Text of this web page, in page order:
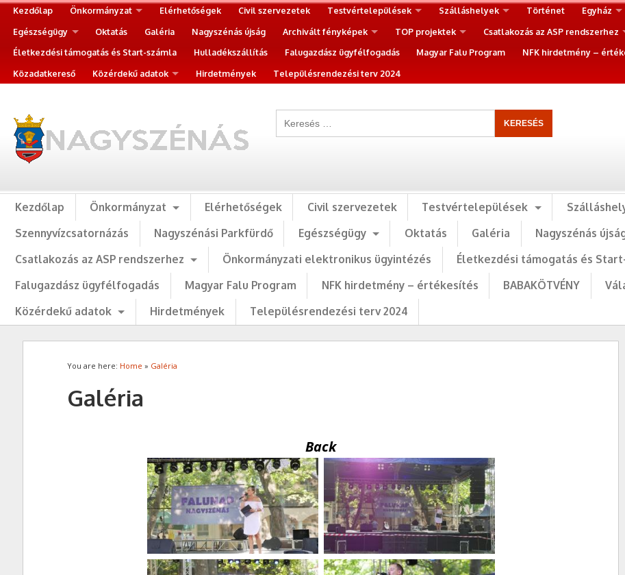
Kezdőlap Önkormányzat Elérhetőségek Civil szervezetek Testvértelepülések Szálláshelyek Történet Egyház
Egészségügy
Oktatás Galéria Nagyszénás újság Archivált fényképek TOP projektek Csatlakozás az ASP rendszerhez
Életkezdési támogatás és Start-számla
Hulladékszállítás Falugazdász ügyfélfogadás Magyar Falu Program NFK hirdetmény –
Közadatkereső
Közérdekű adatok Hirdetmények Településrendezési terv 2024
Kezdőlap Önkormányzat Elérhetőségek Civil szervezetek Testvértelepülések
Szennyvízcsatornázás
Nagyszénási Parkfürdő Egészségügy Oktatás Galéria Nagyszénás
Csatlakozás az ASP rendszerhez
Önkormányzati elektronikus ügyintézés Életkezdési támogatás és
Falugazdász ügyfélfogadás
Magyar Falu Program NFK hirdetmény – értékesítés BABAKÖTVÉNY
Közérdekű adatok
Hirdetmények Településrendezési terv 2024
You are here: Home » Galéria
Galéria
Back